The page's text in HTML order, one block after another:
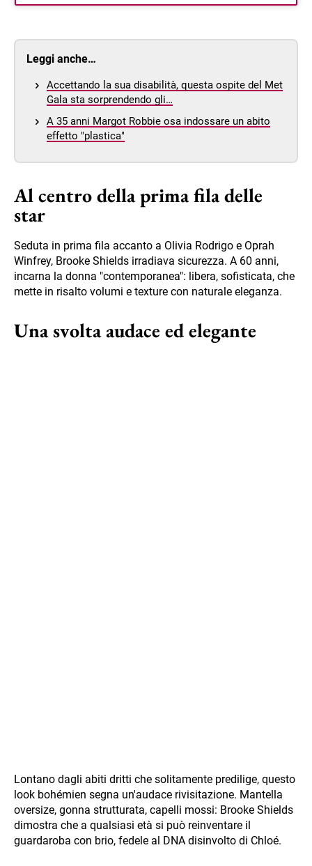
Leggi anche…
Accettando la sua disabilità, questa ospite del Met
Gala sta sorprendendo gli…
A 35 anni Margot Robbie osa indossare un abito
effetto "plastica"
Al centro della prima fila delle
star
Seduta in prima fila accanto a Olivia Rodrigo e Oprah
Winfrey, Brooke Shields irradiava sicurezza. A 60 anni,
incarna la donna "contemporanea": libera, sofisticata, che
mette in risalto volumi e texture con naturale eleganza.
Una svolta audace ed elegante
Lontano dagli abiti dritti che solitamente predilige, questo
look bohémien segna un'audace rivisitazione. Mantella
oversize, gonna strutturata, capelli mossi: Brooke Shields
dimostra che a qualsiasi età si può reinventare il
guardaroba con brio, fedele al DNA disinvolto di Chloé.